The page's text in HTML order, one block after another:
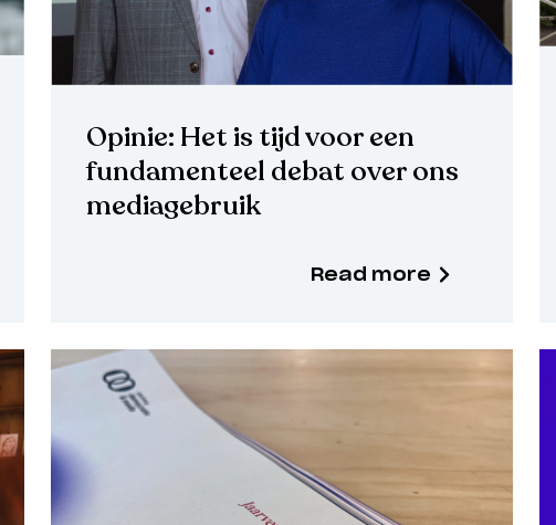
Opinie: Het is tijd voor een
fundamenteel debat over ons
mediagebruik
Read more